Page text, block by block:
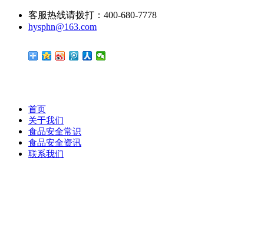
客服热线请拨打：400-680-7778
hysphn@163.com
首页
关于我们
食品安全常识
食品安全资讯
联系我们